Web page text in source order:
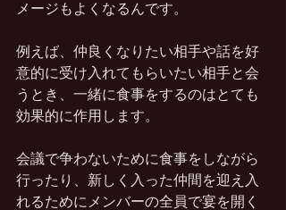
メージもよくなるんです。
例えば、仲良くなりたい相手や話を好
意的に受け入れてもらいたい相手と会
うとき、一緒に食事をするのはとても
効果的に作用します。
会議で争わないために食事をしながら
行ったり、新しく入った仲間を迎え入
れるためにメンバーの全員で宴を開く